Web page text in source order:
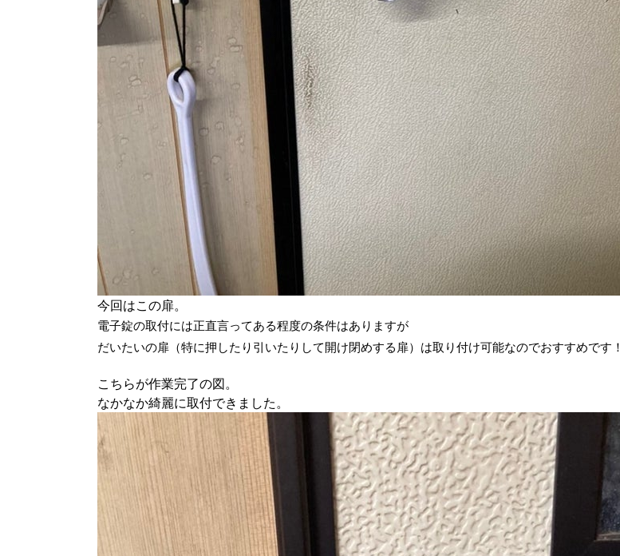
今回はこの扉。
電子錠の取付には正直言ってある程度の条件はありますが
だいたいの扉（特に押したり引いたりして開け閉めする扉）は取り付け可能なのでおすすめです！
こちらが作業完了の図。
なかなか綺麗に取付できました。